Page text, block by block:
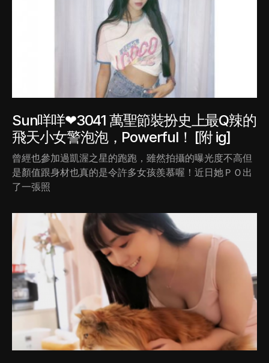
Sun咩咩❤3041 萬聖節裝扮史上最Q辣的
飛天小女警泡泡，Powerful！ [附 ig]
曾經也參加過凱渥之星的跑跑，雖然拍攝的曝光度不高但
是顏值跟身材也真的是令許多女孩羨慕喔！近日她ＰＯ出
了一張照